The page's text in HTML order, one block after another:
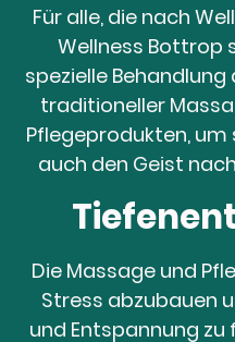
Für alle, die nach
Wellness Bottrop
spezielle
traditioneller
Pflegeprodukten,
auch den Geist
Die Massage und
Stress abzubauen
und Entspannung